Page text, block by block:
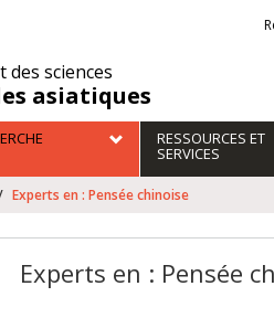
des sciences
asiatiques
RESSOURCES ET
SERVICES
Experts en : Pensée chinoise
Experts en : Pensée